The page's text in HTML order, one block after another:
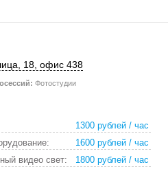
18 офис 438
Фотостудии
1300 рублей / час
1600 рублей / час
видео свет:
1800 рублей / час